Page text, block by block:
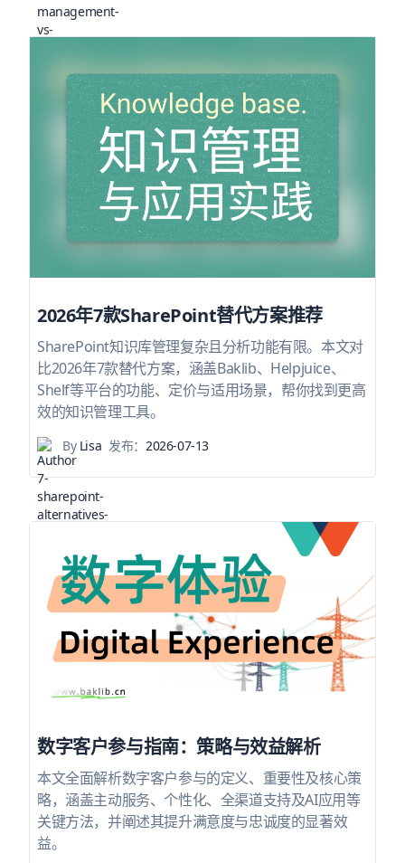
2026年7款SharePoint替代方案推荐
SharePoint知识库管理复杂且分析功能有限。本文对
比2026年7款替代方案，涵盖Baklib、Helpjuice、
Shelf等平台的功能、定价与适用场景，帮你找到更高
效的知识管理工具。
ByLisa 发布： 2026-07-13
数字客户参与指南：策略与效益解析
本文全面解析数字客户参与的定义、重要性及核心策
略，涵盖主动服务、个性化、全渠道支持及AI应用等
关键方法，并阐述其提升满意度与忠诚度的显著效
益。